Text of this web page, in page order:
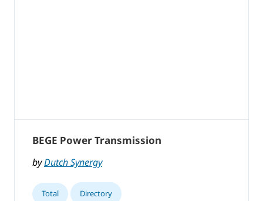
BEGE Power Transmission
byDutch Synergy
Total Directory